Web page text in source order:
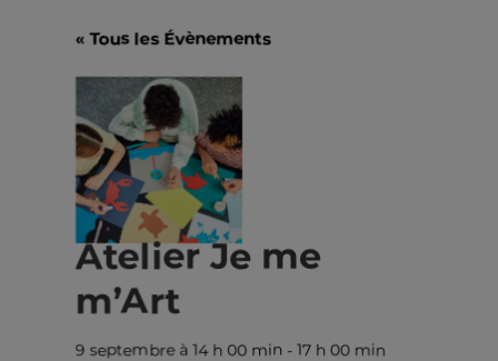
« Tous les Évènements
Atelier Je me
m’Art
9 septembre à 14 h 00 min - 17 h 00 min